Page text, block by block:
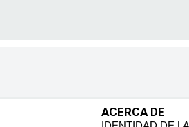
ACERCA DE